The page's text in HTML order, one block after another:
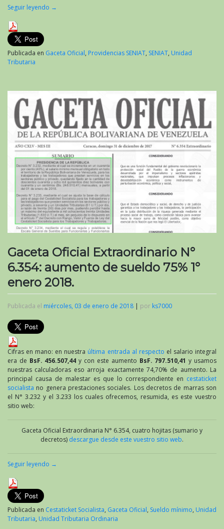
Seguir leyendo →
Publicada en Gaceta Oficial, Providencias SENIAT, SENIAT, Unidad
Tributaria
Gaceta Oficial Extraordinario N°
6.354: aumento de sueldo 75% 1°
enero 2018.
Publicada el miércoles, 03 de enero de 2018 | por ks7000
Cifras en mano: en nuestra última entrada al respecto el salario integral
era de BsF. 456.507,44 y con este aumento BsF. 797.510,41 y usamos
nuestras calculadoras eso arroja exactamente 74,70% de aumento. La
principal causa de malestar es que lo correspondiente en cestaticket
socialista no genera prestaciones sociales. Los decretos de marras son
el N° 3.232 y el 3.233 los cuales ofrecemos, resumida, es este vuestro
sitio web:
Gaceta Oficial Extraordinaria N° 6.354, cuatro hojitas (sumario y
decretos) descargue desde este vuestro sitio web.
Seguir leyendo →
Publicada en Cestaticket Socialista, Gaceta Oficial, Sueldo mínimo, Unidad
Tributaria, Unidad Tributaria Ordinaria